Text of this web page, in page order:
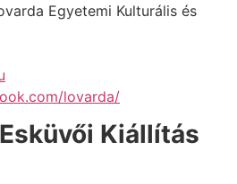
Egyetemi Kulturális és
lovarda/
Kiállítás